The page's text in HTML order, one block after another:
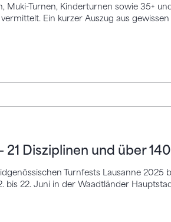
Muki-Turnen, Kinderturnen sowie 35+
Ein kurzer Auszug aus
21 Disziplinen und über
Turnfests Lausanne 2025
bis 22. Juni in der Waadtländer
Disziplinen und über 140